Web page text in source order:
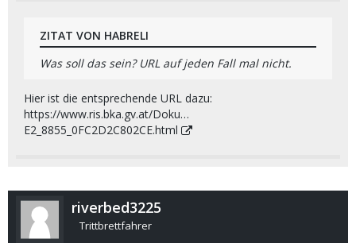
ZITAT VON HABRELI
Was soll das sein? URL auf jeden Fall mal nicht.
Hier ist die entsprechende URL dazu:
https://www.ris.bka.gv.at/Doku…
E2_8855_0FC2D2C802CE.html
riverbed3225
Trittbrettfahrer